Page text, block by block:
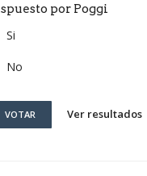
por Poggi
Si
No
VOTAR Ver resultados